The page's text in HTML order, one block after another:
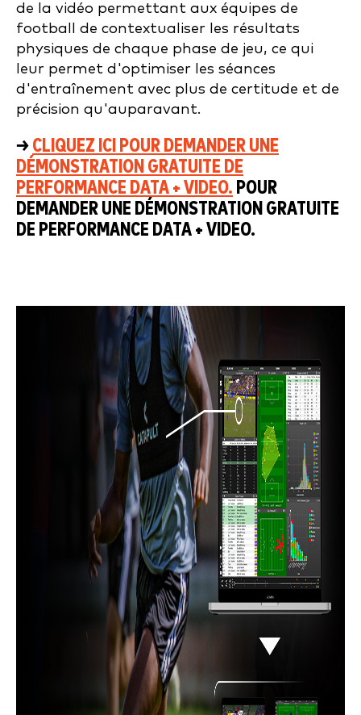
de la vidéo permettant aux équipes de
football de contextualiser les résultats
physiques de chaque phase de jeu, ce qui
leur permet d'optimiser les séances
d'entraînement avec plus de certitude et de
précision qu'auparavant.
→ CLIQUEZ ICI POUR DEMANDER UNE
DÉMONSTRATION GRATUITE DE
PERFORMANCE DATA + VIDEO. POUR
DEMANDER UNE DÉMONSTRATION GRATUITE
DE PERFORMANCE DATA + VIDEO.